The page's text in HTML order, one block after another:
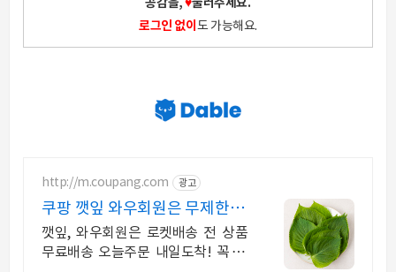
공감을,♥눌러주세요.
로그인 없이 도 가능해요.
http://m.coupang.com 광고
쿠팡 깻잎 와우회원은 무제한 무
료 배송
깻잎, 와우회원은 로켓배송 전 상품
무료배송 오늘주문 내일도착! 꼭 필